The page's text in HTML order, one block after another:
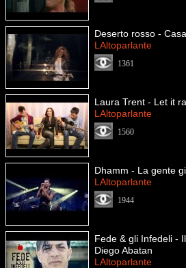
Deserto rosso -
LAltoparlante
1361
Laura Trent - Let it
LAltoparlante
1560
Dhamm - La gente
LAltoparlante
1944
Fede & gli Infedeli -
Diego Abatan
LAltoparlante